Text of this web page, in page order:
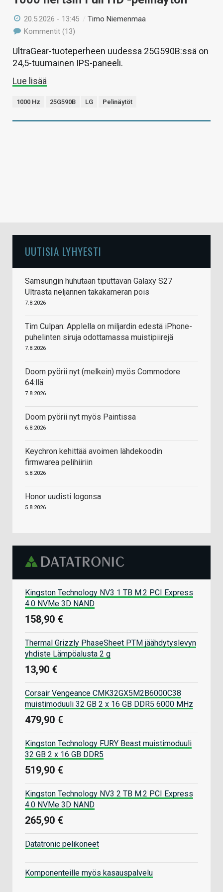
20.5.2026 - 13:45 /Timo Niemenmaa
Kommentit (13)
UltraGear-tuoteperheen uudessa 25G590B:ssä on
24,5-tuumainen IPS-paneeli.
Lue lisää
1000 Hz 25G590B LG Pelinäytöt
UUTISIA LYHYESTI
Samsungin huhutaan tiputtavan Galaxy S27
Ultrasta neljännen takakameran pois
7.8.2026
Tim Culpan: Applella on miljardin edestä iPhone-
puhelinten siruja odottamassa muistipiirejä
7.8.2026
Doom pyörii nyt (melkein) myös Commodore
64:llä
7.8.2026
Doom pyörii nyt myös Paintissa
6.8.2026
Keychron kehittää avoimen lähdekoodin
firmwarea pelihiiriin
5.8.2026
Honor uudisti logonsa
5.8.2026
Kingston Technology NV3 1 TB M.2 PCI Express
4.0 NVMe 3D NAND
158,90 €
Thermal Grizzly PhaseSheet PTM jäähdytyslevyn
yhdiste Lämpöalusta 2 g
13,90 €
Corsair Vengeance CMK32GX5M2B6000C38
muistimoduuli 32 GB 2 x 16 GB DDR5 6000 MHz
479,90 €
Kingston Technology FURY Beast muistimoduuli
32 GB 2 x 16 GB DDR5
519,90 €
Kingston Technology NV3 2 TB M.2 PCI Express
4.0 NVMe 3D NAND
265,90 €
Datatronic pelikoneet
Komponenteille myös kasauspalvelu